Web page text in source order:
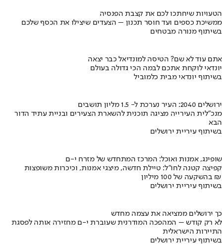
הטעויות שיחתכו לכם את קצבת הפנסיה
ממשיכת כספים ועד חוסר תכנון – הצעדים שיצילו את הכסף שלכם
בשיתוף מנורה מבטחים
אתם עוד לא שם? הטיסה למונדיאל כבר יצאה
יונדאי לוקחת אתכם לבמה הכי גדולה בעולם
בשיתוף יונדאי מבית כלמוביל
ירושלים 2040: העיר נערכת ל- 1.5 מליון תושבים
מנכ"לית העירייה מציגה תוכנית להשארת הצעירים ובניית עתיד הדור
הבא
בשיתוף עיריית ירושלים
שופינג, אמנות ואוכל: המרכז המתחדש של מזרח י-ם
קפיצה קטנה לחו"ל: טיילת חדשה, מיצגי אמנות, וכיכרות משופצות
בהשקעה של 100 מיליון ₪
בשיתוף עיריית ירושלים
כך ירושלים ממציאה את עצמה מחדש
לא רק קודש – המהפכה המודרנית שעוברת י-ם מחזירה אותה לפסגת
התיירות הישראלית
בשיתוף עיריית ירושלים